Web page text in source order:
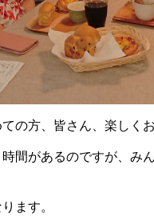
の方、皆さん、楽しく
間があるのですが、み
ます。